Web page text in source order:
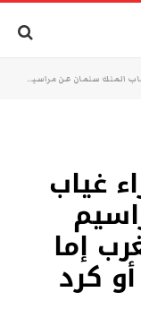
عيد العرش في المغرب إما تردي وضعه الصحي أو كرد فعل
غياب
إما
كرد